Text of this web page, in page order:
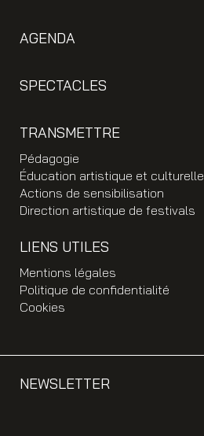
AGENDA
SPECTACLES
TRANSMETTRE
Pédagogie
Éducation artistique et culturelle
Actions de sensibilisation
Direction artistique de festivals
LIENS UTILES
Mentions légales
Politique de confidentialité
Cookies
NEWSLETTER